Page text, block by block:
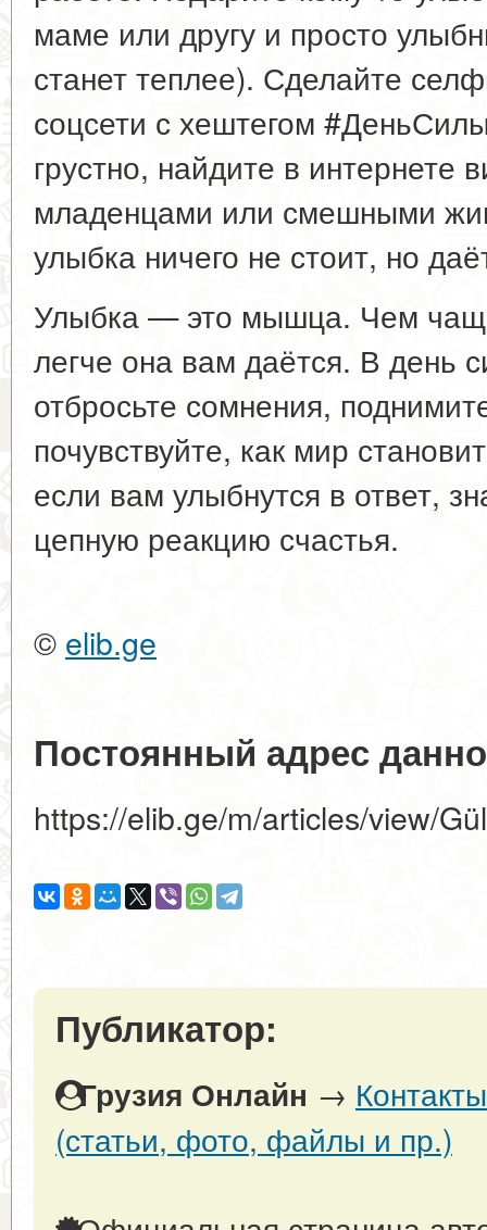
маме или другу и просто
станет теплее). Сделайте
соцсети с хештегом
грустно, найдите в
младенцами или смешными
улыбка ничего не стоит, но
Улыбка — это мышца. Чем
легче она вам даётся. В день
отбросьте сомнения,
почувствуйте, как мир
если вам улыбнутся в ответ,
цепную реакцию счастья.
© elib.ge
Постоянный адрес
https://elib.ge/m/articles/view/
Публикатор:
Грузия Онлайн →
(статьи, фото, файлы и пр.)